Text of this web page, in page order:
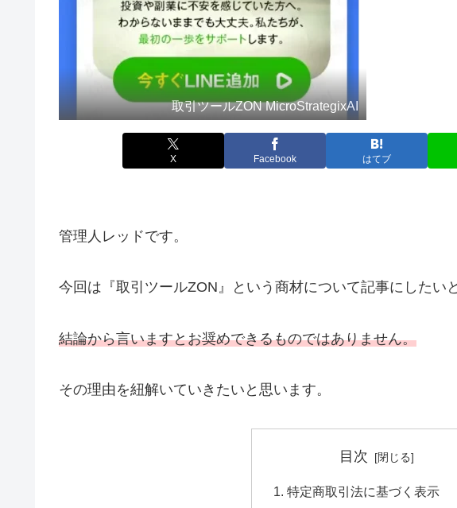
取引ツールZON MicroStrategixAI
X Facebook はてブ
管理人レッドです。
今回は『取引ツールZON』という商材について記事にしたい
結論から言いますとお奨めできるものではありません。
その理由を紐解いていきたいと思います。
目次
特定商取引法に基づく表示